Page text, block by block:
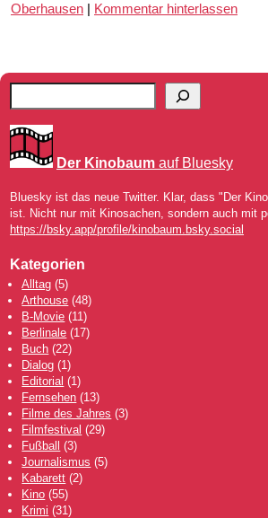
Oberhausen
Kommentar hinterlassen
Der Kinobaum auf Bluesky
Bluesky ist das neue Twitter. Klar, dass "Der
ist. Nicht nur mit Kinosachen, sondern auch mit
https://bsky.app/profile/kinobaum.bsky.social
Kategorien
Alltag (5)
Arthouse (48)
B-Movie (11)
Berlinale (17)
Buch (22)
Dialog (1)
Editorial (1)
Fernsehen (13)
Filme des Jahres (3)
Filmfestival (29)
Fußball (3)
Journalismus (5)
Kabarett (2)
Kino (55)
Krimi (31)